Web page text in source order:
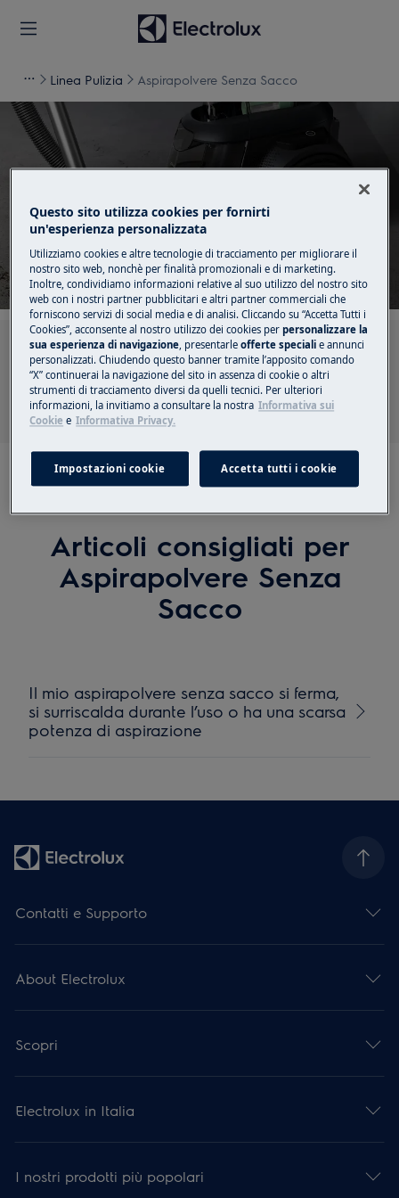
Linea Pulizia Aspirapolvere Senza Sacco
Supporto per
Aspirapolvere Senza
Sacco
Cerca tra i nostri articoli di supporto
Articoli consigliati per
Aspirapolvere Senza
Sacco
Il mio aspirapolvere senza sacco si ferma,
si surriscalda durante l’uso o ha una scarsa
potenza di aspirazione
Contatti e Supporto
About Electrolux
Scopri
Electrolux in Italia
I nostri prodotti più popolari
Questo sito utilizza cookies per fornirti
un'esperienza personalizzata
Utilizziamo cookies e altre tecnologie di tracciamento per migliorare il
nostro sito web, nonchè per finalità promozionali e di marketing.
Inoltre, condividiamo informazioni relative al suo utilizzo del nostro sito
web con i nostri partner pubblicitari e altri partner commerciali che
forniscono servizi di social media e di analisi. Cliccando su “Accetta Tutti i
Cookies”, acconsente al nostro utilizzo dei cookies perpersonalizzare la
sua esperienza di navigazione, presentarleofferte speciali e annunci
personalizzati. Chiudendo questo banner tramite l’apposito comando
“X” continuerai la navigazione del sito in assenza di cookie o altri
strumenti di tracciamento diversi da quelli tecnici. Per ulteriori
informazioni, la invitiamo a consultare la nostra Informativa sui
Cookie e Informativa Privacy.
Impostazioni cookie Accetta tutti i cookie